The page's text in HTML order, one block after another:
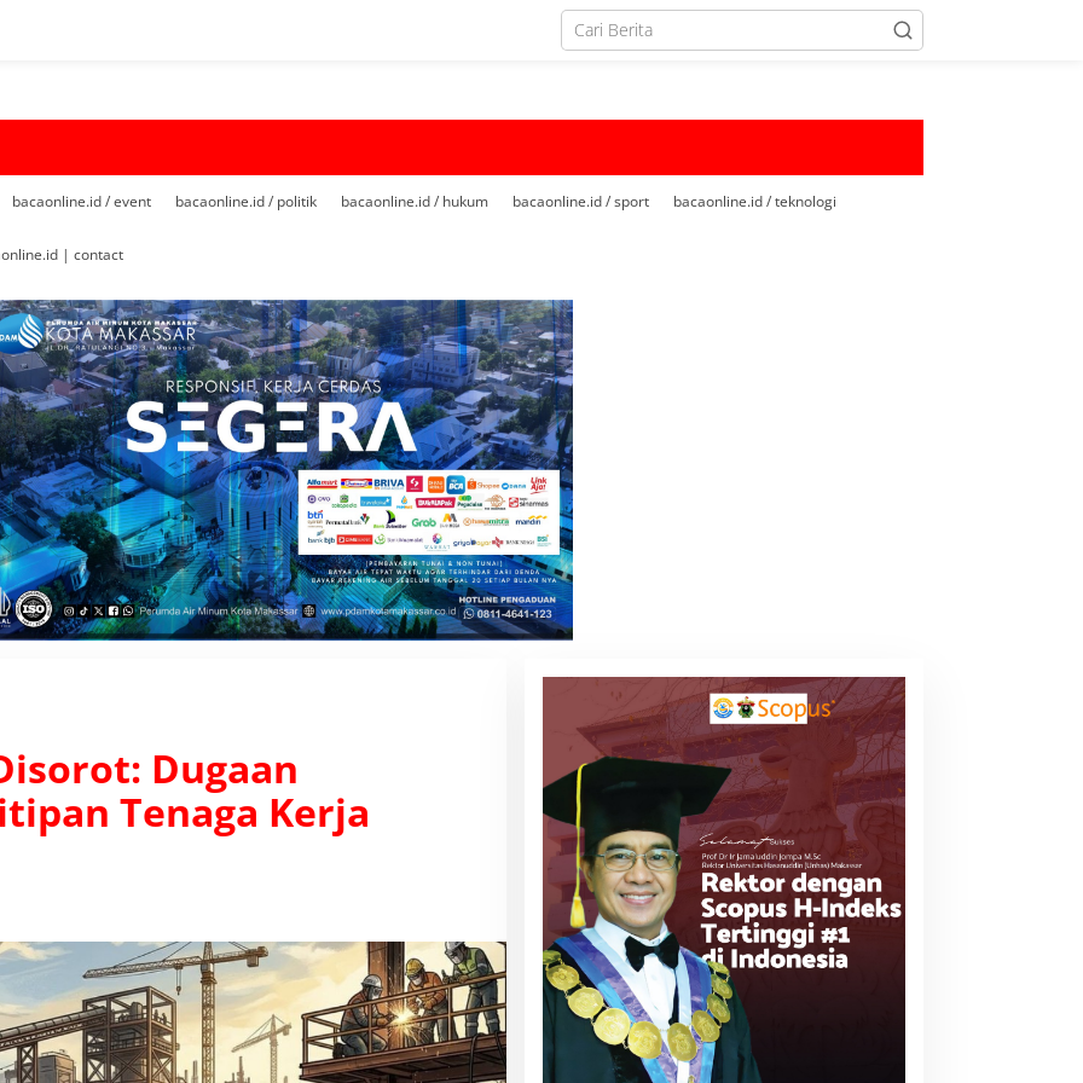
bacaonline.id / event bacaonline.id / politik bacaonline.id / hukum bacaonline.id / sport bacaonline.id / teknologi
| contact
Dugaan
Tenaga Kerja